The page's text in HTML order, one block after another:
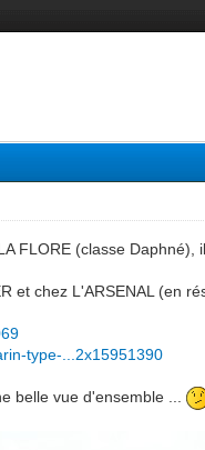
FLORE (classe
et chez L'ARSENAL (en
type-...2x15951390
belle vue d'ensemble ...